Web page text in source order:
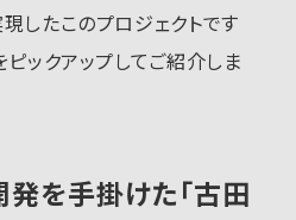
したこのプロジェクトです
ックアップしてご紹介しま
を手掛けた「古田